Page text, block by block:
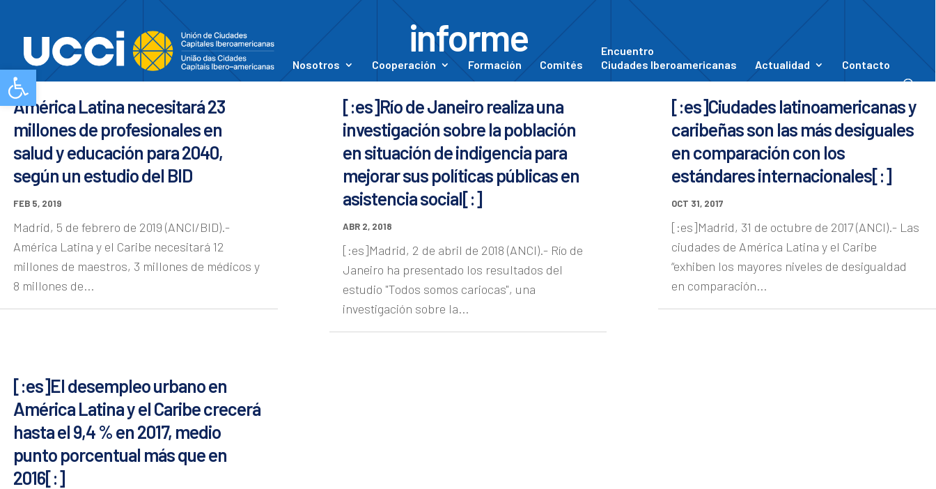
Abrir barra de herramientas Nosotros Cooperación Formación Comités
Encuentro
Ciudades Iberoamericanas
Actualidad Contacto
informe
América Latina necesitará 23
millones de profesionales en
salud y educación para 2040,
según un estudio del BID
FEB 5, 2019
Madrid, 5 de febrero de 2019 (ANCI/BID).-
América Latina y el Caribe necesitará 12
millones de maestros, 3 millones de médicos y
8 millones de...
[:es]El desempleo urbano en
América Latina y el Caribe crecerá
hasta el 9,4 % en 2017, medio
punto porcentual más que en
2016[:]
[:es]Río de Janeiro realiza una
investigación sobre la población
en situación de indigencia para
mejorar sus políticas públicas en
asistencia social[:]
ABR 2, 2018
[:es]Madrid, 2 de abril de 2018 (ANCI).- Río de
Janeiro ha presentado los resultados del
estudio "Todos somos cariocas", una
investigación sobre la...
[:es]Ciudades latinoamericanas y
caribeñas son las más desiguales
en comparación con los
estándares internacionales[:]
OCT 31, 2017
[:es]Madrid, 31 de octubre de 2017 (ANCI).- Las
ciudades de América Latina y el Caribe
“exhiben los mayores niveles de desigualdad
en comparación...